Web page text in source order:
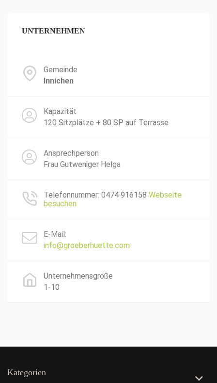
UNTERNEHMEN
Gemeinde
Innichen
Kapazität
120 Sitzplätze + 80 SP auf Terrasse
Ansprechperson
Frau Gutweniger Helga
Telefonnummer: 0474 916158 Webseite
besuchen
E-Mail:
info@groeberhuette.com
Unternehmensgröße
1-10
Kategorien